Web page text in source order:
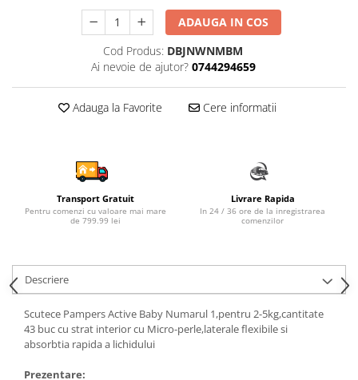
Olite si reductoare WC
Sampon si balsam copii
Sapun & Gel de dus copii
Tampoane pentru San
Ateliere si bancuri de lucru
Bucatarii copii
Carucioare papusi si accesorii
Cuburi si caramizi
Elicoptere, avioane si nave de
jucarie
Figurine
fetite
ADAUGA IN COS
Cod Produs: DBJNWNMBM
Ai nevoie de ajutor? 0744294659
Adauga la Favorite Cere informatii
Transport Gratuit
Pentru comenzi cu valoare mai mare
de 799.99 lei
Livrare Rapida
In 24 / 36 ore de la inregistrarea
comenzilor
Descriere
Scutece Pampers Active Baby Numarul 1,pentru 2-5kg,cantitate
43 buc cu strat interior cu Micro-perle,laterale flexibile si
absorbtia rapida a lichidului
Prezentare: